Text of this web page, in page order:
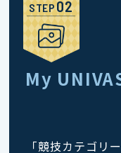
STEP
My
「競技カテゴリ